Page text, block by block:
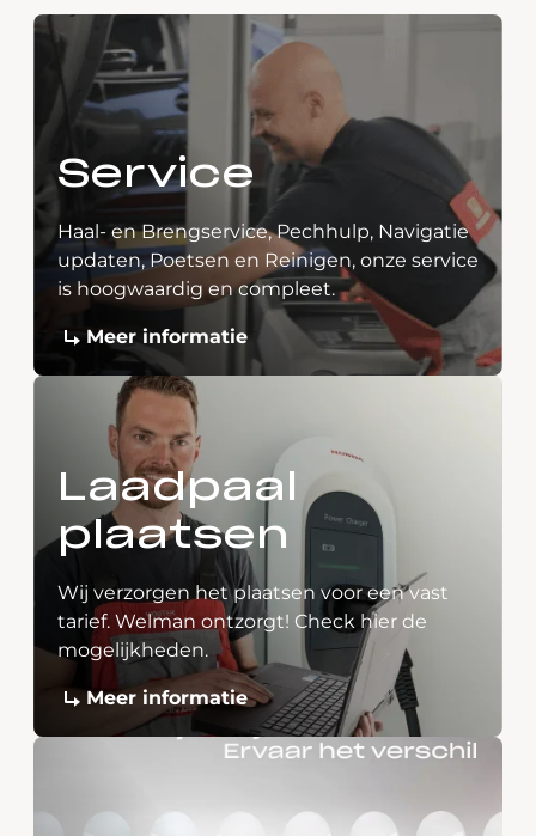
Service
Haal- en Brengservice, Pechhulp, Navigatie
updaten, Poetsen en Reinigen, onze service
is hoogwaardig en compleet.
Meer informatie
Laadpaal
plaatsen
Wij verzorgen het plaatsen voor een vast
tarief. Welman ontzorgt! Check hier de
mogelijkheden.
Meer informatie